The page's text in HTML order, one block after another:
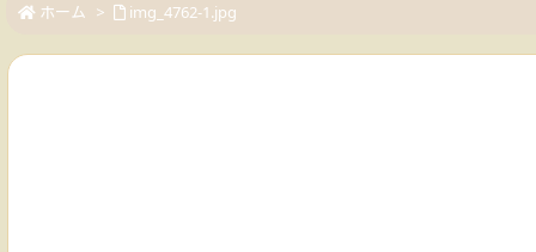
ホーム > img_4762-1.jpg